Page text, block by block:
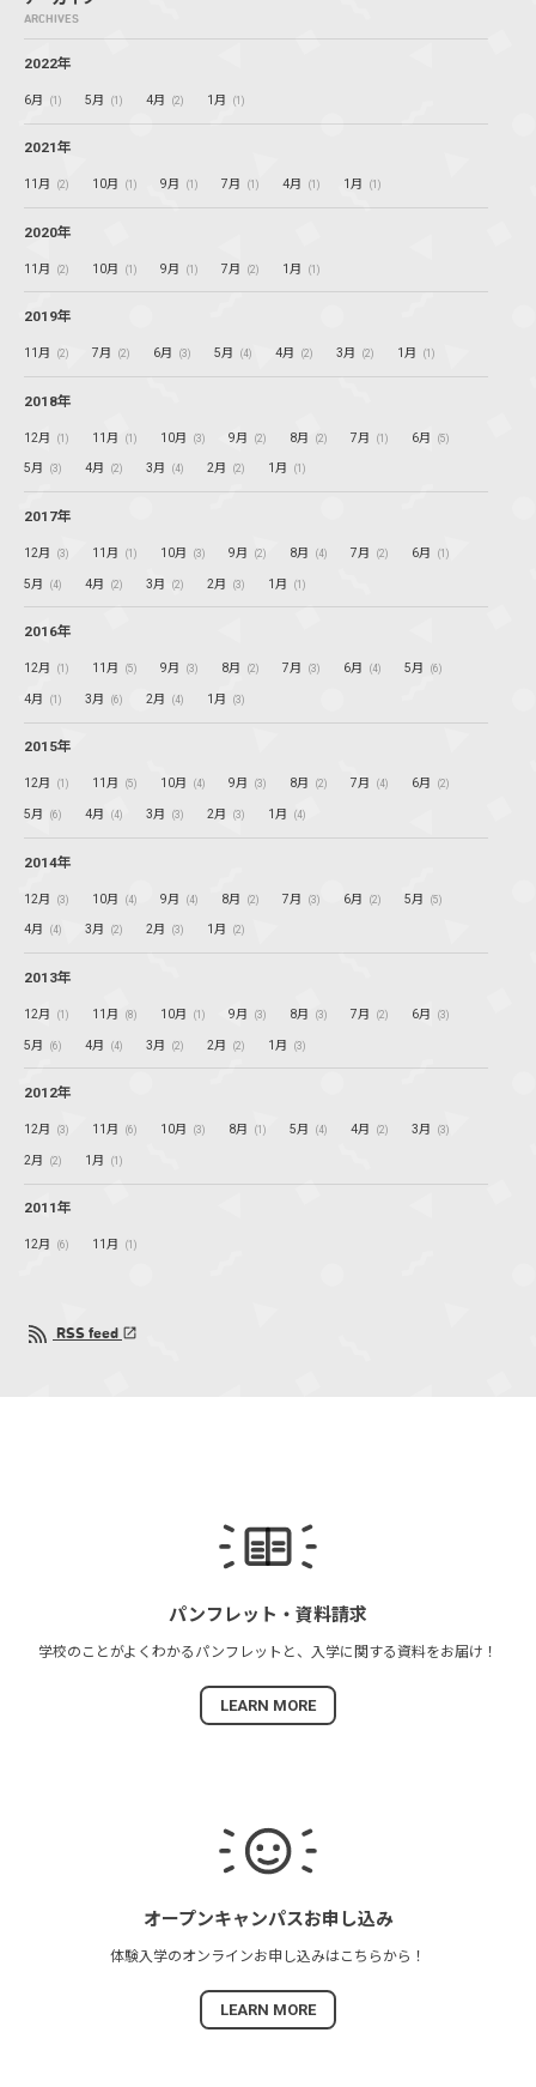
ARCHIVES
2022年
6月 (1) 5月 (1) 4月 (2) 1月 (1)
2021年
11月 (2) 10月 (1) 9月 (1) 7月 (1) 4月 (1) 1月 (1)
2020年
11月 (2) 10月 (1) 9月 (1) 7月 (2) 1月 (1)
2019年
11月 (2) 7月 (2) 6月 (3) 5月 (4) 4月 (2) 3月 (2) 1月 (1)
2018年
12月 (1) 11月 (1) 10月 (3) 9月 (2) 8月 (2) 7月 (1) 6月 (5)
5月 (3) 4月 (2) 3月 (4) 2月 (2) 1月 (1)
2017年
12月 (3) 11月 (1) 10月 (3) 9月 (2) 8月 (4) 7月 (2) 6月 (1)
5月 (4) 4月 (2) 3月 (2) 2月 (3) 1月 (1)
2016年
12月 (1) 11月 (5) 9月 (3) 8月 (2) 7月 (3) 6月 (4) 5月 (6)
4月 (1) 3月 (6) 2月 (4) 1月 (3)
2015年
12月 (1) 11月 (5) 10月 (4) 9月 (3) 8月 (2) 7月 (4) 6月 (2)
5月 (6) 4月 (4) 3月 (3) 2月 (3) 1月 (4)
2014年
12月 (3) 10月 (4) 9月 (4) 8月 (2) 7月 (3) 6月 (2) 5月 (5)
4月 (4) 3月 (2) 2月 (3) 1月 (2)
2013年
12月 (1) 11月 (8) 10月 (1) 9月 (3) 8月 (3) 7月 (2) 6月 (3)
5月 (6) 4月 (4) 3月 (2) 2月 (2) 1月 (3)
2012年
12月 (3) 11月 (6) 10月 (3) 8月 (1) 5月 (4) 4月 (2) 3月 (3)
2月 (2) 1月 (1)
2011年
12月 (6) 11月 (1)
RSS feed
パンフレット・ 資料請求
学校のことがよくわかる パンフレットと、 入学に関する資料をお届け！
LEARN MORE
オープンキャンパスお申し込み
体験入学のオンラインお申し込みは こちらから！
LEARN MORE